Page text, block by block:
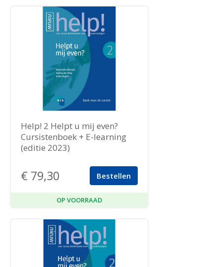
Help! 2 Helpt u mij even?
Cursistenboek + E-learning
(editie 2023)
€ 79,30 Bestellen
OP VOORRAAD